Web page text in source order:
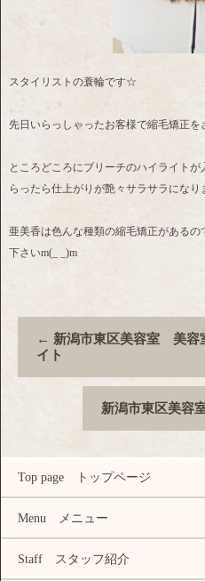
スタイリストの蓑輪です☆
先日いらっしゃったお客様で縮毛矯正を
ところどころにブリーチのハイライト
らったら仕上がりが艶々サラサラにな
亜美香は色んな種類の縮毛矯正がある
下さいm(_ _)m
← 新潟市東区美容室 美容
イト
新潟市東区美容
Top page トップページ
Menu メニュー
Staff スタッフ紹介